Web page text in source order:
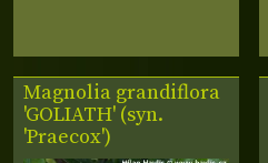
Magnolia grandiflora
'GOLIATH' (syn.
'Praecox')